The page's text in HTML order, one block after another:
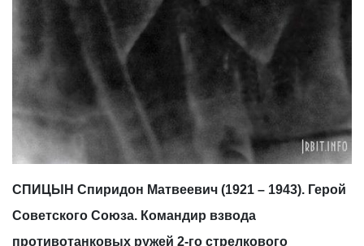
СПИЦЫН Спиридон Матвеевич (1921 – 1943). Герой
Советского Союза. Командир взвода
противотанковых ружей 2-го стрелкового